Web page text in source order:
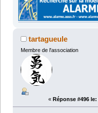
tartagueule
Membre de l'association
« Réponse #496 le: